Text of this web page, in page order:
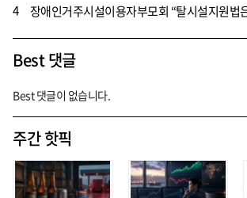
4
Best 댓글
Best 댓글이 없습니다.
주간 핫픽